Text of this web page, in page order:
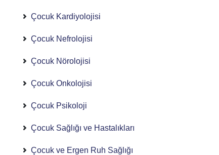
Çocuk Kardiyolojisi
Çocuk Nefrolojisi
Çocuk Nörolojisi
Çocuk Onkolojisi
Çocuk Psikoloji
Çocuk Sağlığı ve Hastalıkları
Çocuk ve Ergen Ruh Sağlığı